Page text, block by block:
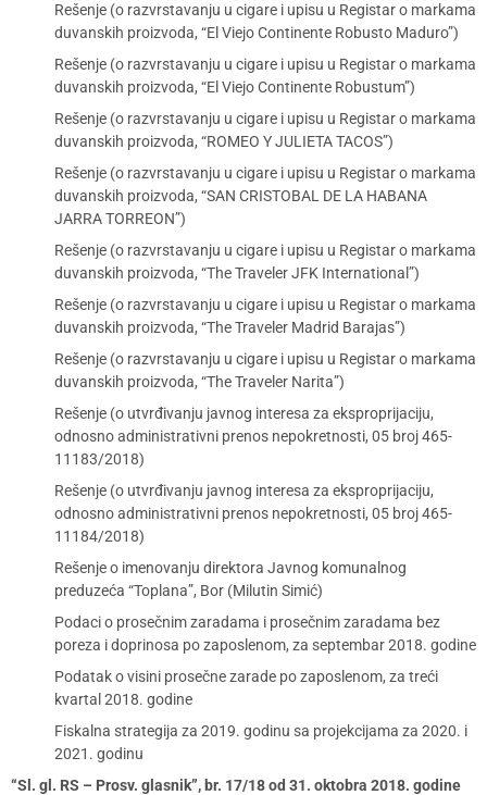
Rešenje (o razvrstavanju u cigare i upisu u Registar o markama
duvanskih proizvoda, “El Viejo Continente Robusto Maduro”)
Rešenje (o razvrstavanju u cigare i upisu u Registar o markama
duvanskih proizvoda, “El Viejo Continente Robustum”)
Rešenje (o razvrstavanju u cigare i upisu u Registar o markama
duvanskih proizvoda, “ROMEO Y JULIETA TACOS”)
Rešenje (o razvrstavanju u cigare i upisu u Registar o markama
duvanskih proizvoda, “SAN CRISTOBAL DE LA HABANA
JARRA TORREON”)
Rešenje (o razvrstavanju u cigare i upisu u Registar o markama
duvanskih proizvoda, “The Traveler JFK International”)
Rešenje (o razvrstavanju u cigare i upisu u Registar o markama
duvanskih proizvoda, “The Traveler Madrid Barajas”)
Rešenje (o razvrstavanju u cigare i upisu u Registar o markama
duvanskih proizvoda, “The Traveler Narita”)
Rešenje (o utvrđivanju javnog interesa za eksproprijaciju,
odnosno administrativni prenos nepokretnosti, 05 broj 465-
11183/2018)
Rešenje (o utvrđivanju javnog interesa za eksproprijaciju,
odnosno administrativni prenos nepokretnosti, 05 broj 465-
11184/2018)
Rešenje o imenovanju direktora Javnog komunalnog
preduzeća “Toplana”, Bor (Milutin Simić)
Podaci o prosečnim zaradama i prosečnim zaradama bez
poreza i doprinosa po zaposlenom, za septembar 2018. godine
Podatak o visini prosečne zarade po zaposlenom, za treći
kvartal 2018. godine
Fiskalna strategija za 2019. godinu sa projekcijama za 2020. i
2021. godinu
“Sl. gl. RS – Prosv. glasnik”, br. 17/18 od 31. oktobra 2018. godine